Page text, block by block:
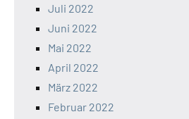
Juli 2022
Juni 2022
Mai 2022
April 2022
März 2022
Februar 2022